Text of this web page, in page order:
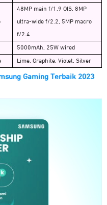
48MP main f/1.9 OIS, 8MP
ultra-wide f/2.2, 5MP macro
f/2.4
5000mAh, 25W wired
Lime, Graphite, Violet, Silver
Gaming Terbaik 2023